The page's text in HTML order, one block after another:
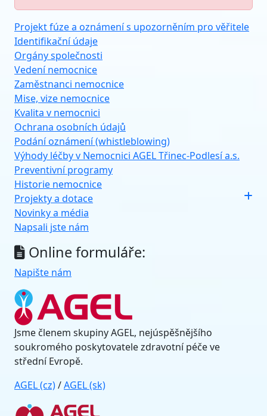
Projekt fúze a oznámení s upozorněním pro věřitele
Identifikační údaje
Orgány společnosti
Vedení nemocnice
Zaměstnanci nemocnice
Mise, vize nemocnice
Kvalita v nemocnici
Ochrana osobních údajů
Podání oznámení (whistleblowing)
Výhody léčby v Nemocnici AGEL Třinec-Podlesí a.s.
Preventivní programy
Historie nemocnice
Projekty a dotace
Novinky a média
Napsali jste nám
Online formuláře:
Napište nám
Jsme členem skupiny AGEL, nejúspěšnějšího
soukromého poskytovatele zdravotní péče ve
střední Evropě.
AGEL (cz)/AGEL (sk)